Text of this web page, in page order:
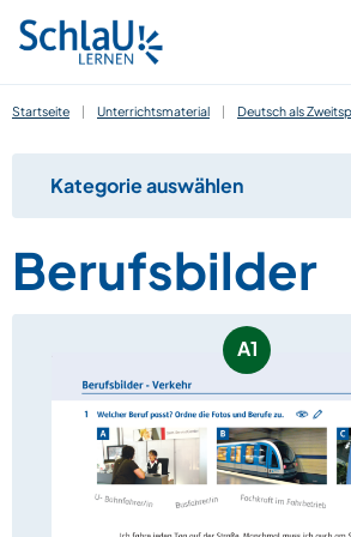
Startseite | Unterrichtsmaterial | Deutsch als
Kategorie auswählen
Berufsbilder
A1